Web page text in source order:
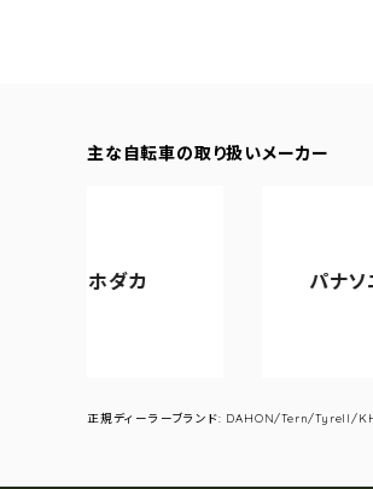
主な自転車の取り扱いメーカー
パナソニック
正規ディーラーブランド: DAHON/Tern/